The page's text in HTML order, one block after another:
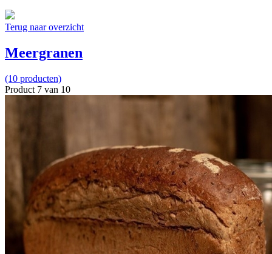
Terug naar overzicht
Meergranen
(10 producten)
Product 7 van 10